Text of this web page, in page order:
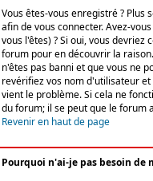
Vous êtes-vous enregistré ?
afin de vous connecter. Avez-
vous l'êtes) ? Si oui, vous
forum pour en découvrir la
n'êtes pas banni et que vous ne
revérifiez vos nom d'utilisateur
vient le problème. Si cela ne
du forum; il se peut que le forum
Revenir en haut de page
Pourquoi n'ai-je pas besoin de